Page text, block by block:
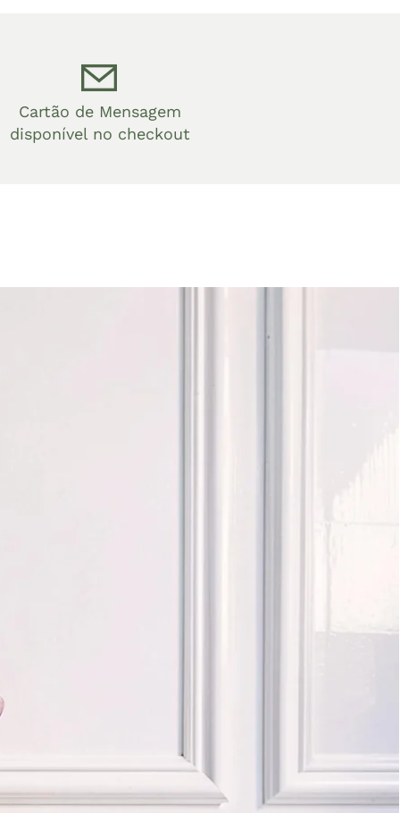
Cartão de Mensagem
disponível no checkout